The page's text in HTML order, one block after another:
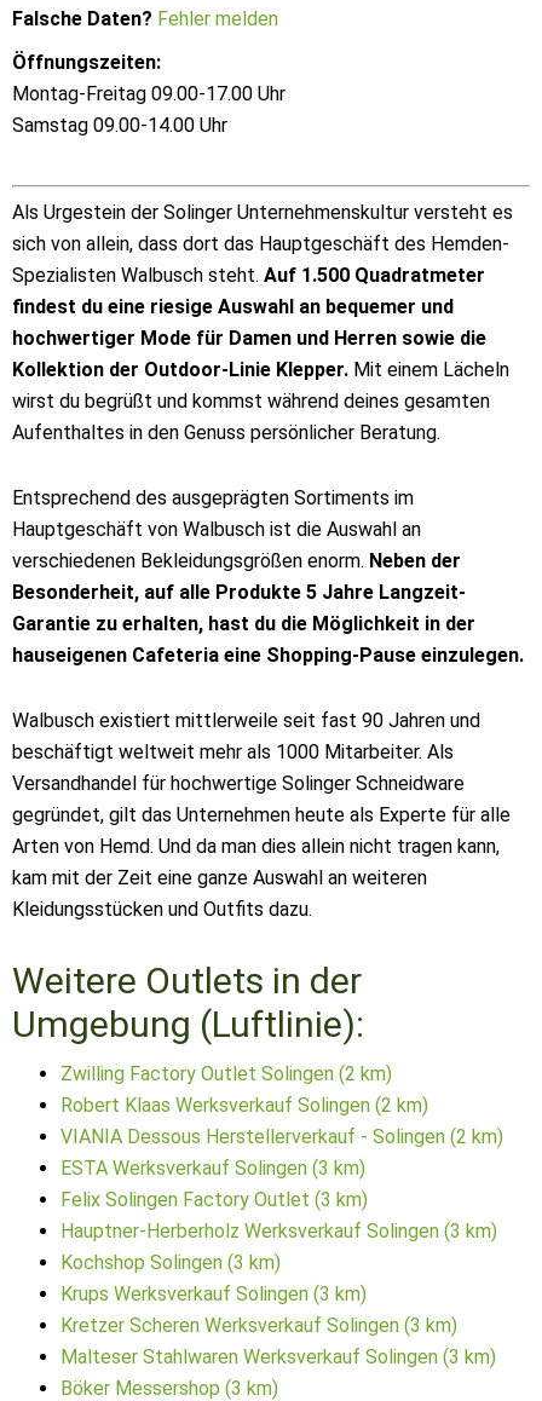
Falsche Daten? Fehler melden
Öffnungszeiten:
Montag-Freitag 09.00-17.00 Uhr
Samstag 09.00-14.00 Uhr
Als Urgestein der Solinger Unternehmenskultur versteht es
sich von allein, dass dort das Hauptgeschäft des Hemden-
Spezialisten Walbusch steht. Auf 1.500 Quadratmeter
findest du eine riesige Auswahl an bequemer und
hochwertiger Mode für Damen und Herren sowie die
Kollektion der Outdoor-Linie Klepper. Mit einem Lächeln
wirst du begrüßt und kommst während deines gesamten
Aufenthaltes in den Genuss persönlicher Beratung.
Entsprechend des ausgeprägten Sortiments im
Hauptgeschäft von Walbusch ist die Auswahl an
verschiedenen Bekleidungsgrößen enorm. Neben der
Besonderheit, auf alle Produkte 5 Jahre Langzeit-
Garantie zu erhalten, hast du die Möglichkeit in der
hauseigenen Cafeteria eine Shopping-Pause einzulegen.
Walbusch existiert mittlerweile seit fast 90 Jahren und
beschäftigt weltweit mehr als 1000 Mitarbeiter. Als
Versandhandel für hochwertige Solinger Schneidware
gegründet, gilt das Unternehmen heute als Experte für alle
Arten von Hemd. Und da man dies allein nicht tragen kann,
kam mit der Zeit eine ganze Auswahl an weiteren
Kleidungsstücken und Outfits dazu.
Weitere Outlets in der
Umgebung (Luftlinie):
Zwilling Factory Outlet Solingen (2 km)
Robert Klaas Werksverkauf Solingen (2 km)
VIANIA Dessous Herstellerverkauf - Solingen (2 km)
ESTA Werksverkauf Solingen (3 km)
Felix Solingen Factory Outlet (3 km)
Hauptner-Herberholz Werksverkauf Solingen (3 km)
Kochshop Solingen (3 km)
Krups Werksverkauf Solingen (3 km)
Kretzer Scheren Werksverkauf Solingen (3 km)
Malteser Stahlwaren Werksverkauf Solingen (3 km)
Böker Messershop (3 km)